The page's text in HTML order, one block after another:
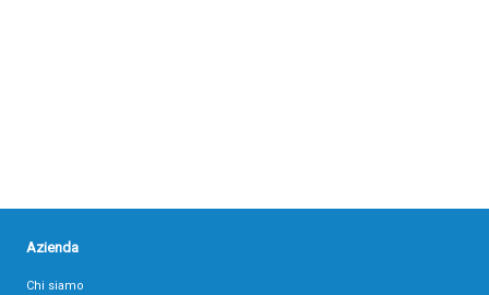
Azienda
Chi siamo